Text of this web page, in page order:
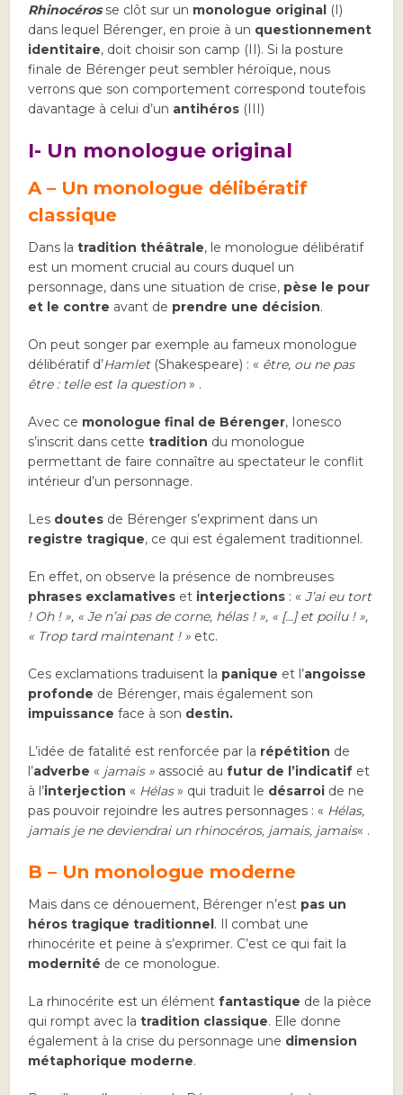
Rhinocérosse clôt sur un monologue original (I)
dans lequel Bérenger, en proie à un questionnement
identitaire, doit choisir son camp (II). Si la posture
finale de Bérenger peut sembler héroïque, nous
verrons que son comportement correspond toutefois
davantage à celui d’un antihéros (III)
I- Un monologue original
A – Un monologue délibératif
classique
Dans latradition théâtrale, le monologue délibératif
est un moment crucial au cours duquel un
personnage, dans une situation de crise, pèse le pour
et le contre avant de prendre une décision.
On peut songer par exemple au fameux monologue
délibératif d’Hamlet(Shakespeare) : « être, ou ne pas
être : telle est la question» .
Avec ce monologue final de Bérenger, Ionesco
s’inscrit dans cettetradition du monologue
permettant de faire connaître au spectateur le conflit
intérieur d’un personnage.
Les doutes de Bérenger s’expriment dans un
registre tragique, ce qui est également traditionnel.
En effet, on observe la présence de nombreuses
phrases exclamatives et interjections : «J’ai eu tort
! Oh ! », « Je n’ai pas de corne, hélas ! », « […] et poilu ! »,
« Trop tard maintenant ! » etc.
Ces exclamations traduisent la panique et l’angoisse
profonde de Bérenger, mais également son
impuissance face à son destin.
L’idée de fatalité est renforcée par la répétition de
l’adverbe « jamais » associé aufutur de l’indicatif et
à l’interjection « Hélas» qui traduit le désarroi de ne
pas pouvoir rejoindre les autres personnages : « Hélas,
jamais je ne deviendrai un rhinocéros, jamais, jamais« .
B – Un monologue moderne
Mais dans ce dénouement, Bérenger n’est pas un
héros tragique traditionnel. Il combat une
rhinocérite et peine à s’exprimer. C’est ce qui fait la
modernité de ce monologue.
La rhinocérite est un élémentfantastique de la pièce
qui rompt avec latradition classique. Elle donne
également à la crise du personnage une dimension
métaphorique moderne.